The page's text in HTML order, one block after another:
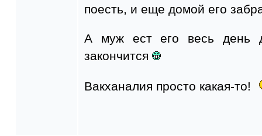
поесть, и еще домой его
А муж ест его весь день
закончится
Вакханалия просто какая-то!